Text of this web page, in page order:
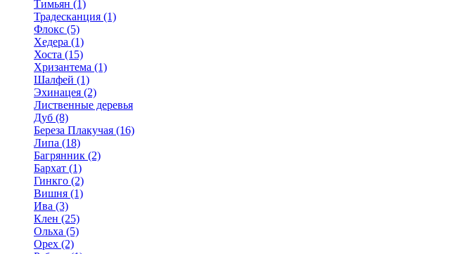
Тимьян (1)
Традесканция (1)
Флокс (5)
Хедера (1)
Хоста (15)
Хризантема (1)
Шалфей (1)
Эхинацея (2)
Лиственные деревья
Дуб (8)
Береза Плакучая (16)
Липа (18)
Багрянник (2)
Бархат (1)
Гинкго (2)
Вишня (1)
Ива (3)
Клен (25)
Ольха (5)
Орех (2)